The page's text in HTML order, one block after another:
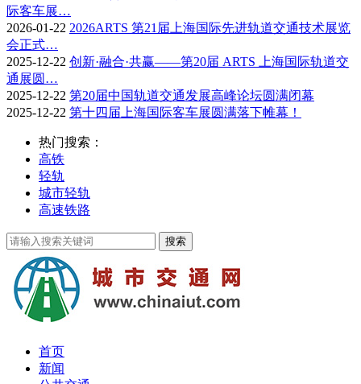
际客车展…
2026-01-22 2026ARTS 第21届上海国际先进轨道交通技术展览
会正式…
2025-12-22 创新·融合·共赢——第20届 ARTS 上海国际轨道交
通展圆…
2025-12-22 第20届中国轨道交通发展高峰论坛圆满闭幕
2025-12-22 第十四届上海国际客车展圆满落下帷幕！
热门搜索：
高铁
轻轨
城市轻轨
高速铁路
首页
新闻